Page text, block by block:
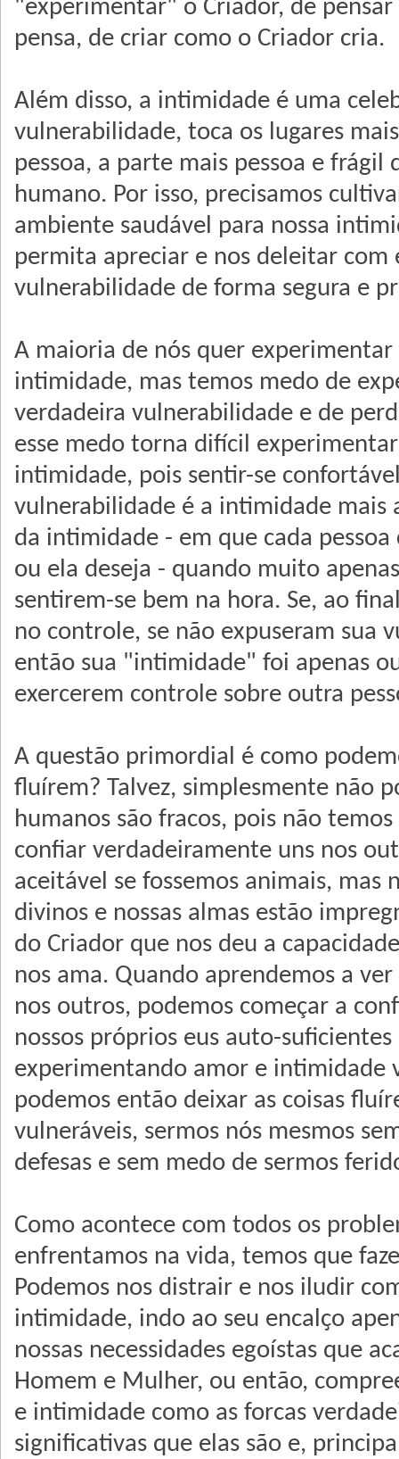
"experimentar" o Criador, de
pensa, de criar como o Criador cria.
Além disso, a intimidade é uma
vulnerabilidade, toca os lugares
pessoa, a parte mais pessoa e frágil
humano. Por isso, precisamos
ambiente saudável para nossa
permita apreciar e nos deleitar com
vulnerabilidade de forma segura e
A maioria de nós quer experimentar
intimidade, mas temos medo de
verdadeira vulnerabilidade e de
esse medo torna difícil
intimidade, pois sentir-se
vulnerabilidade é a intimidade mais
da intimidade - em que cada pessoa
ou ela deseja - quando muito
sentirem-se bem na hora. Se, ao
no controle, se não expuseram sua
então sua "intimidade" foi apenas
exercerem controle sobre outra
A questão primordial é como
fluírem? Talvez, simplesmente não
humanos são fracos, pois não
confiar verdadeiramente uns nos
aceitável se fossemos animais, mas
divinos e nossas almas estão
do Criador que nos deu a
nos ama. Quando aprendemos a
nos outros, podemos começar a
nossos próprios eus auto-suficientes
experimentando amor e intimidade
podemos então deixar as coisas
vulneráveis, sermos nós mesmos
defesas e sem medo de sermos
Como acontece com todos os
enfrentamos na vida, temos que
Podemos nos distrair e nos iludir
intimidade, indo ao seu encalҫo
nossas necessidades egoístas que
Homem e Mulher, ou então,
e intimidade como as forcas
significativas que elas são e,